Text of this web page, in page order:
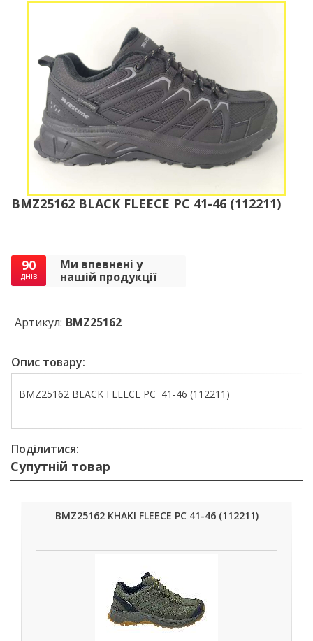
BMZ25162 BLACK FLEECE РС 41-46 (112211)
90
днів
Ми впевнені у
нашій продукції
Артикул: BMZ25162
Опис товару:
BMZ25162 BLACK FLEECE РС 41-46 (112211)
Поділитися:
Супутній товар
BMZ25162 KHAKI FLEECE РС 41-46 (112211)